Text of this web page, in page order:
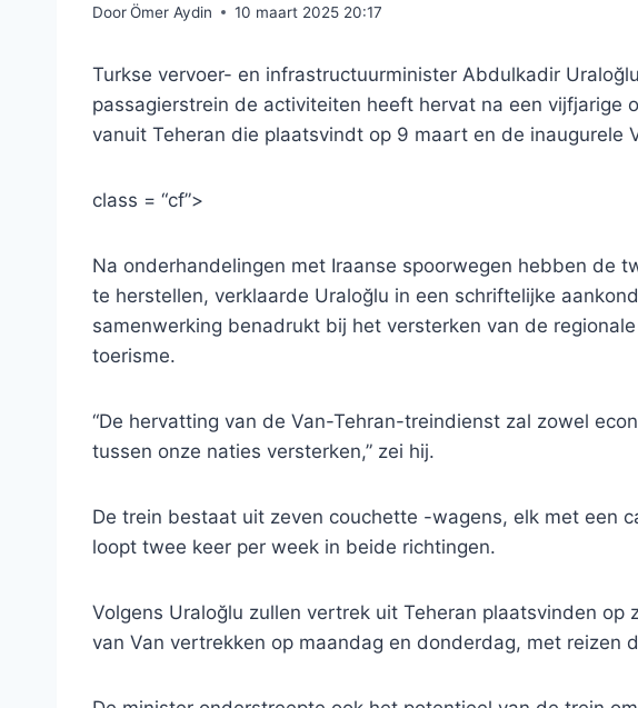
DoorÖmer Aydin 10 maart 2025 20:17
Turkse vervoer- en infrastructuurminister Abdulkadir
passagierstrein de activiteiten heeft hervat na een vijfjarige
vanuit Teheran die plaatsvindt op 9 maart en de inaugurele
class = “cf”>
Na onderhandelingen met Iraanse spoorwegen hebben de
te herstellen, verklaarde Uraloğlu in een schriftelijke
samenwerking benadrukt bij het versterken van de
toerisme.
“De hervatting van de Van-Tehran-treindienst zal zowel
tussen onze naties versterken,” zei hij.
De trein bestaat uit zeven couchette -wagens, elk met een
loopt twee keer per week in beide richtingen.
Volgens Uraloğlu zullen vertrek uit Teheran plaatsvinden
van Van vertrekken op maandag en donderdag, met reizen